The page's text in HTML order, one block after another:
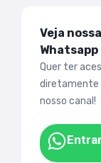
Veja
Whatsapp
Quer ter
diretamente
nosso canal!